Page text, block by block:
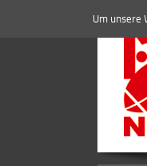
Um unsere